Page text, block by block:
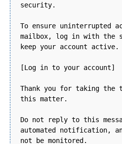
security.
To ensure uninterrupted
mailbox, log in with the
keep your account active.
[Log in to your account]
Thank you for taking the
this matter.
Do not reply to this
automated notification,
not be monitored.